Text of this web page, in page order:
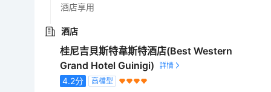
酒店享用
酒店
桂尼吉貝斯特韋斯特酒店(Best Western
Grand Hotel Guinigi)
4.2分 高檔型